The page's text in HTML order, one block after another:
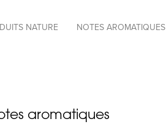
NATURE NOTES AROMATIQUES
aromatiques